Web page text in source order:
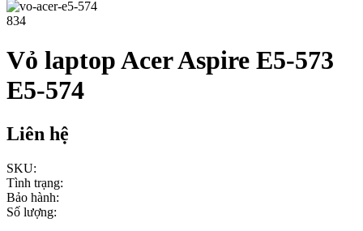
834
Vỏ laptop Acer Aspire E5-573
E5-574
Liên hệ
SKU:
Tình trạng:
Bảo hành:
Số lượng: